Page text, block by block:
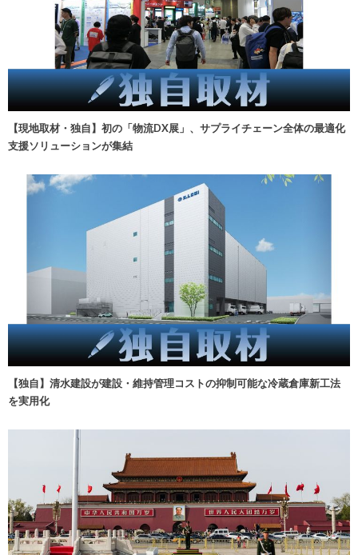
【現地取材・独自】初の「物流DX展」、サプライチェーン全体の最適化
支援ソリューションが集結
【独自】清水建設が建設・維持管理コストの抑制可能な冷蔵倉庫新工法
を実用化